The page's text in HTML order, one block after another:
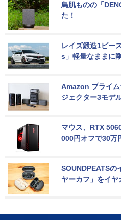
鳥肌ものの「
た！
レイズ鍛造1ピー
s」軽量なままに
Amazon プライ
ジェクター3モデ
マウス、RTX
000円オフで30万
SOUNDPEATSの
ヤーカフ」をイヤ